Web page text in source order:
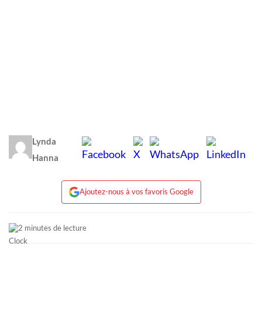
Lynda
Hanna
Ajoutez-nous à vos favoris Google
2 minutes de lecture